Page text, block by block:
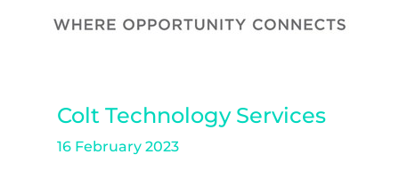
Colt Technology Services
16 February 2023